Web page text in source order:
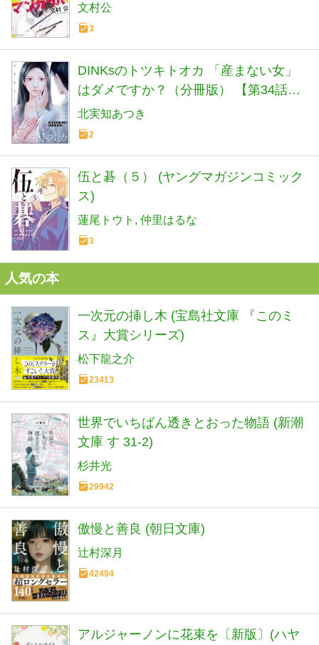
文村公
3
DINKsのトツキトオカ 「産まない女」
はダメですか？（分冊版） 【第34話】
(ストーリーな女たち)
北実知あつき
2
伍と碁（５） (ヤングマガジンコミック
ス)
蓮尾トウト 仲里はるな
3
人気の本
一次元の挿し木 (宝島社文庫 『このミ
ス』大賞シリーズ)
松下龍之介
23413
世界でいちばん透きとおった物語 (新潮
文庫 す 31-2)
杉井光
29942
傲慢と善良 (朝日文庫)
辻村深月
42494
アルジャーノンに花束を〔新版〕(ハヤ